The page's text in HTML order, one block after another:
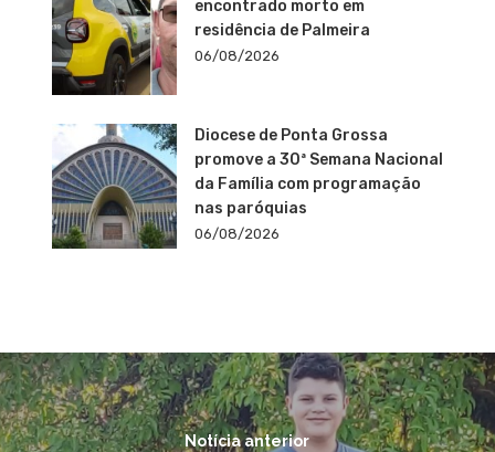
encontrado morto em
residência de Palmeira
06/08/2026
Diocese de Ponta Grossa
promove a 30ª Semana Nacional
da Família com programação
nas paróquias
06/08/2026
Notícia anterior